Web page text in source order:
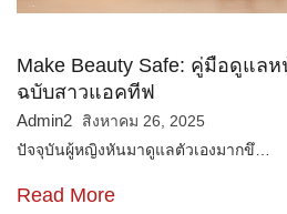
Make Beauty Safe: คู่มือดูแล
ฉบับสาวแอคทีฟ
Admin2
สิงหาคม 26, 2025
ปัจจุบันผู้หญิงหันมาดูแลตัวเองมากขึ…
Read More